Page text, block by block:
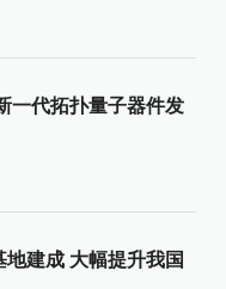
一代拓扑量子器件发
建成 大幅提升我国